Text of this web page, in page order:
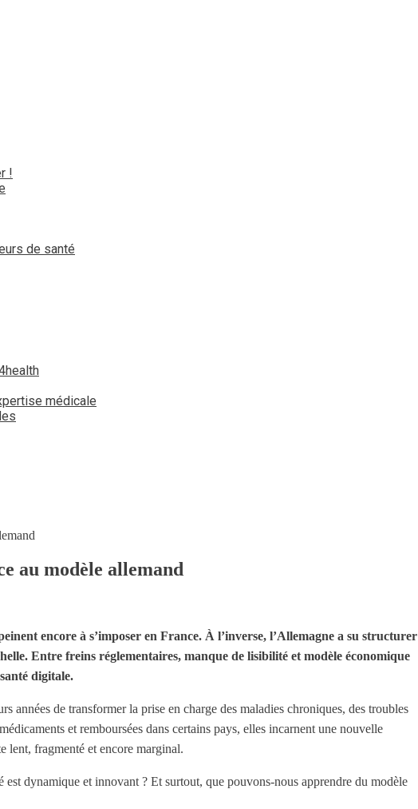
!
de santé
médicale
au modèle allemand
encore à s’imposer en France. À l’inverse, l’Allemagne a su structurer
Entre freins réglementaires, manque de lisibilité et modèle économique
digitale.
de transformer la prise en charge des maladies chroniques, des troubles
et remboursées dans certains pays, elles incarnent une nouvelle
lent, fragmenté et encore marginal.
dynamique et innovant ? Et surtout, que pouvons-nous apprendre du modèle